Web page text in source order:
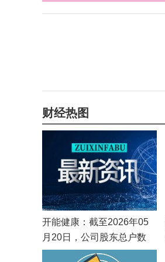
财经热图
开能健康：截至2026年05
月20日，公司股东总户数
23,206户_播报